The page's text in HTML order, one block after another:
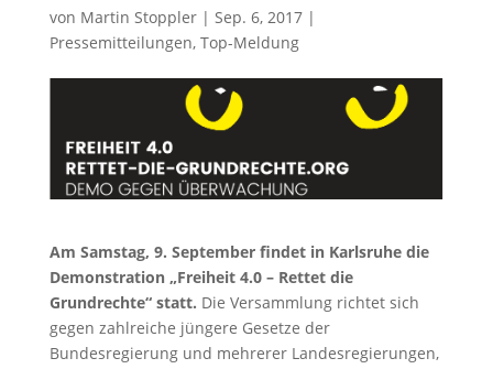
von Martin Stoppler| Sep. 6, 2017|
Pressemitteilungen, Top-Meldung
Am Samstag, 9. September findet in Karlsruhe die
Demonstration „Freiheit 4.0 – Rettet die
Grundrechte“ statt. Die Versammlung richtet sich
gegen zahlreiche jüngere Gesetze der
Bundesregierung und mehrerer Landesregierungen,